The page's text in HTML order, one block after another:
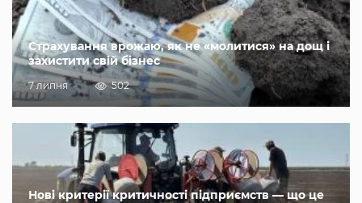
Страхування врожаю, як не «молитися» на дощ і
захистити свій бізнес
7 липня 502
Нові критерії критичності підприємств — що це